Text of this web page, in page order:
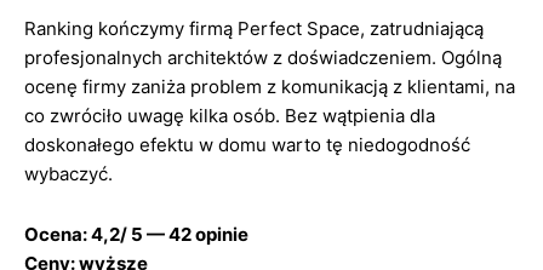
Ranking kończymy firmą Perfect Space, zatrudniającą
profesjonalnych architektów z doświadczeniem. Ogólną
ocenę firmy zaniża problem z komunikacją z klientami, na
co zwróciło uwagę kilka osób. Bez wątpienia dla
doskonałego efektu w domu warto tę niedogodność
wybaczyć.
Ocena: 4,2/ 5 — 42 opinie
Ceny: wyższe